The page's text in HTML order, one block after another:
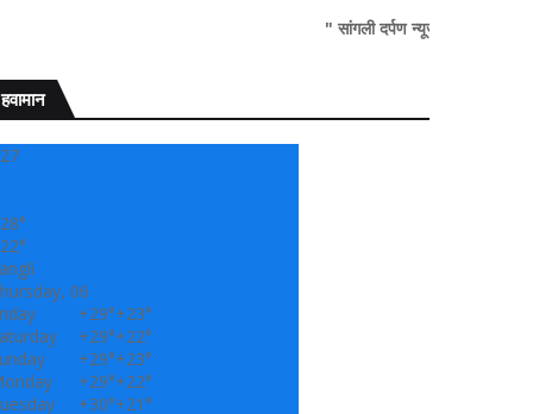
" सांगली दर्पण न्यूज वर आपल्या सर्वांचे सहर्ष
हवामान
27
28°
22°
06
+29°+23°
+29°+22°
+29°+23°
+29°+22°
+30°+21°